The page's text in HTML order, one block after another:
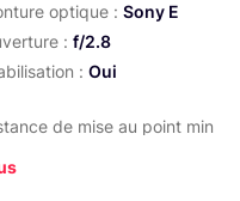
optique : Sony E
: f/2.8
: Oui
de mise au point min
d'iris :